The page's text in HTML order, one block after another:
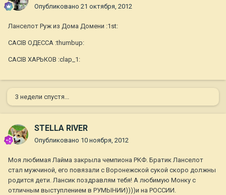
Опубликовано 21 октября, 2012
Ланселот Руж из Дома Домени :1st:
CACIB ОДЕССА :thumbup:
САСIB ХАРЬКОВ :clap_1:
3 недели спустя...
STELLA RIVER
Опубликовано 10 ноября, 2012
Моя любимая Лайма закрыла чемпиона РКФ. Братик Ланселот
стал мужчиной, его повязали с Воронежской сукой скоро должны
родится дети. Лансик поздравлям тебя! А любимую Монку с
отличным выступлением в РУМЫНИИ))))и на РОССИИ.